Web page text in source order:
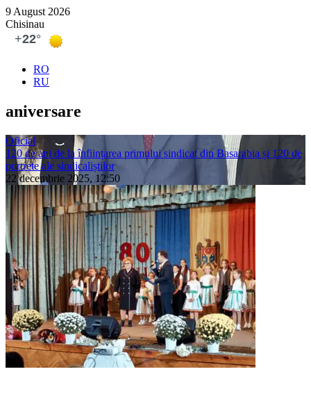
9 August 2026
Chisinau
RO
RU
aniversare
Oficial
120 de ani de la înființarea primului sindicat din Basarabia și 120 de
portrete ale sindicaliștilor
22 decembrie 2025, 12:50